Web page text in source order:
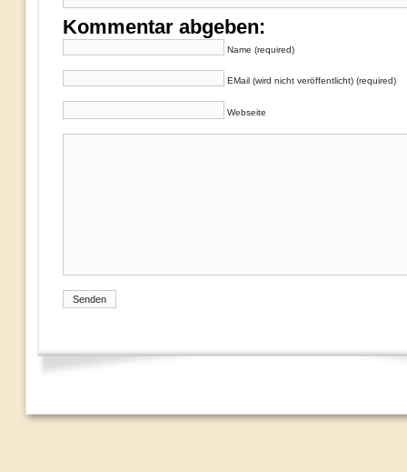
Kommentar abgeben:
Name (required)
EMail (wird nicht veröffentlicht) (required)
Webseite